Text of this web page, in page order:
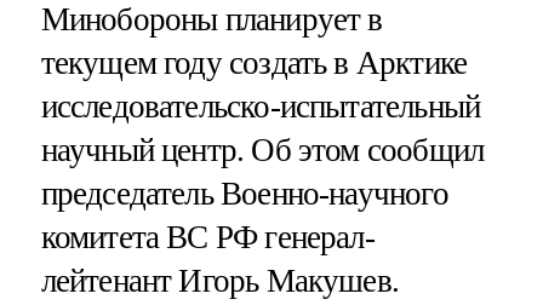
Минобороны планирует в
текущем году создать в Арктике
исследовательско-испытательный
научный центр. Об этом сообщил
председатель Военно-научного
комитета ВС РФ генерал-
лейтенант Игорь Макушев.